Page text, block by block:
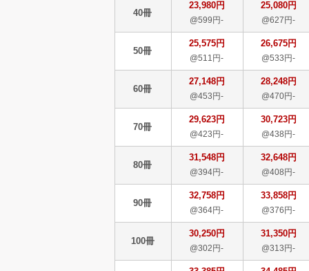
40冊
23,980円
@599円-
25,080円
@627円-
50冊
25,575円
@511円-
26,675円
@533円-
60冊
27,148円
@453円-
28,248円
@470円-
70冊
29,623円
@423円-
30,723円
@438円-
80冊
31,548円
@394円-
32,648円
@408円-
90冊
32,758円
@364円-
33,858円
@376円-
100冊
30,250円
@302円-
31,350円
@313円-